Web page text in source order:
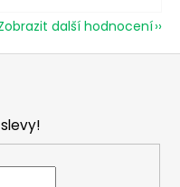
další hodnocení